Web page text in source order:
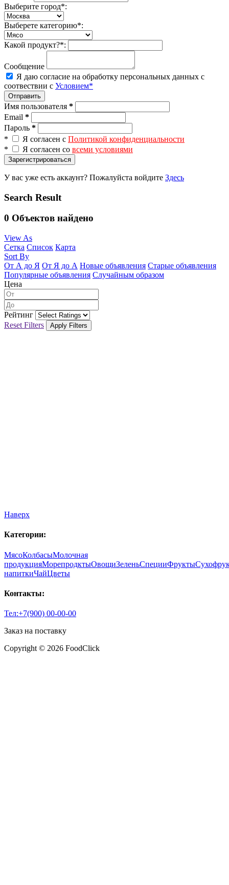
Выберите город*:
Выберете категорию*:
Какой продукт?*:
Сообщение
Я даю согласие на обработку персональных данных с
соотвествии с Условием*
Отправить
Имя пользователя *
Email *
Пароль *
*
Я согласен с Политикой конфиденциальности
*
Я согласен со всеми условиями
Зарегистрироваться
У вас уже есть аккаунт? Пожалуйста войдите Здесь
Search Result
0 Объектов найдено
View As
Сетка Список Карта
Sort By
От А до Я От Я до А Новые объявления Старые объявления
Популярные объявления Случайным образом
Цена
Рейтинг
Reset Filters
Apply Filters
Наверх
Категории:
МясоКолбасыМолочная
продукцияМорепродктыОвощиЗеленьСпецииФрукты
напиткиЧайЦветы
Контакты:
Тел:+7(900) 00-00-00
Заказ на поставку
Copyright © 2026 FoodClick